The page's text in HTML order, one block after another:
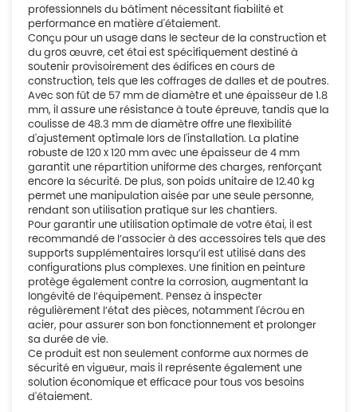
professionnels du bâtiment nécessitant fiabilité et
performance en matière d'étaiement.
Conçu pour un usage dans le secteur de la construction et
du gros œuvre, cet étai est spécifiquement destiné à
soutenir provisoirement des édifices en cours de
construction, tels que les coffrages de dalles et de poutres.
Avec son fût de 57 mm de diamètre et une épaisseur de 1.8
mm, il assure une résistance à toute épreuve, tandis que la
coulisse de 48.3 mm de diamètre offre une flexibilité
d'ajustement optimale lors de l'installation. La platine
robuste de 120 x 120 mm avec une épaisseur de 4 mm
garantit une répartition uniforme des charges, renforçant
encore la sécurité. De plus, son poids unitaire de 12.40 kg
permet une manipulation aisée par une seule personne,
rendant son utilisation pratique sur les chantiers.
Pour garantir une utilisation optimale de votre étai, il est
recommandé de l’associer à des accessoires tels que des
supports supplémentaires lorsqu’il est utilisé dans des
configurations plus complexes. Une finition en peinture
protège également contre la corrosion, augmentant la
longévité de l’équipement. Pensez à inspecter
régulièrement l’état des pièces, notamment l'écrou en
acier, pour assurer son bon fonctionnement et prolonger
sa durée de vie.
Ce produit est non seulement conforme aux normes de
sécurité en vigueur, mais il représente également une
solution économique et efficace pour tous vos besoins
d'étaiement.